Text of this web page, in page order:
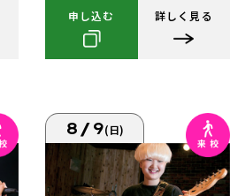
申し込む 詳しく見る
8/9(日)